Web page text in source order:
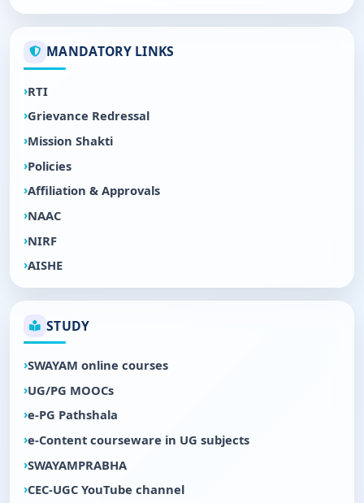
MANDATORY LINKS
RTI
Grievance Redressal
Mission Shakti
Policies
Affiliation & Approvals
NAAC
NIRF
AISHE
STUDY
SWAYAM online courses
UG/PG MOOCs
e-PG Pathshala
e-Content courseware in UG subjects
SWAYAMPRABHA
CEC-UGC YouTube channel